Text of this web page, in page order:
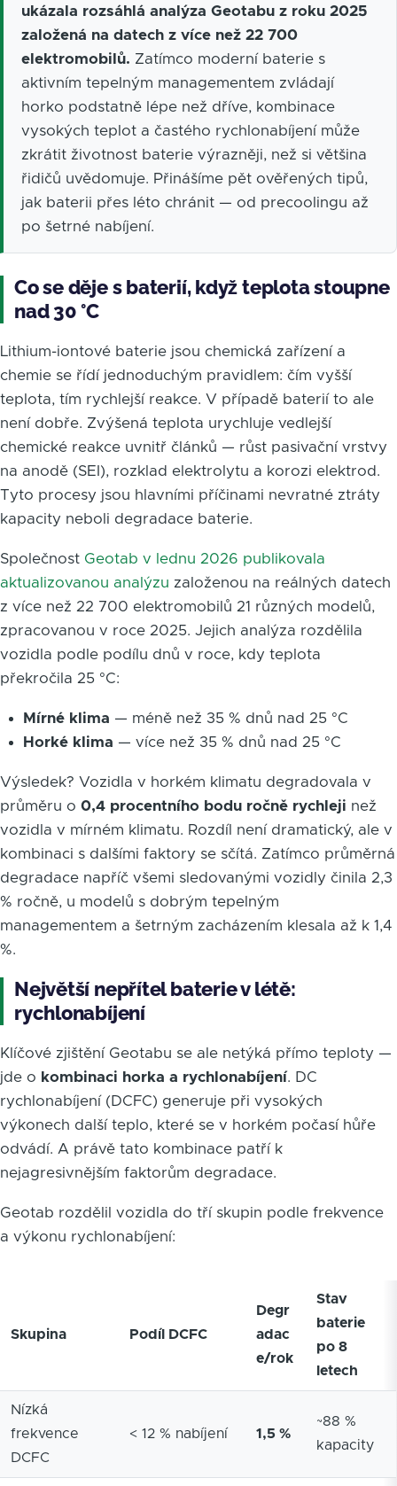
ukázala rozsáhlá analýza Geotabu z roku 2025
založená na datech z více než 22 700
elektromobilů. Zatímco moderní baterie s
aktivním tepelným managementem zvládají
horko podstatně lépe než dříve, kombinace
vysokých teplot a častého rychlonabíjení může
zkrátit životnost baterie výrazněji, než si většina
řidičů uvědomuje. Přinášíme pět ověřených tipů,
jak baterii přes léto chránit — od precoolingu až
po šetrné nabíjení.
Co se děje s baterií, když teplota stoupne
nad 30 °C
Lithium-iontové baterie jsou chemická zařízení a
chemie se řídí jednoduchým pravidlem: čím vyšší
teplota, tím rychlejší reakce. V případě baterií to ale
není dobře. Zvýšená teplota urychluje vedlejší
chemické reakce uvnitř článků — růst pasivační vrstvy
na anodě (SEI), rozklad elektrolytu a korozi elektrod.
Tyto procesy jsou hlavními příčinami nevratné ztráty
kapacity neboli degradace baterie.
Společnost Geotab v lednu 2026 publikovala
aktualizovanou analýzu založenou na reálných datech
z více než 22 700 elektromobilů 21 různých modelů,
zpracovanou v roce 2025. Jejich analýza rozdělila
vozidla podle podílu dnů v roce, kdy teplota
překročila 25 °C:
Mírné klima — méně než 35 % dnů nad 25 °C
Horké klima — více než 35 % dnů nad 25 °C
Výsledek? Vozidla v horkém klimatu degradovala v
průměru o 0,4 procentního bodu ročně rychleji než
vozidla v mírném klimatu. Rozdíl není dramatický, ale v
kombinaci s dalšími faktory se sčítá. Zatímco průměrná
degradace napříč všemi sledovanými vozidly činila 2,3
% ročně, u modelů s dobrým tepelným
managementem a šetrným zacházením klesala až k 1,4
%.
Největší nepřítel baterie v létě:
rychlonabíjení
Klíčové zjištění Geotabu se ale netýká přímo teploty —
jde o kombinaci horka a rychlonabíjení. DC
rychlonabíjení (DCFC) generuje při vysokých
výkonech další teplo, které se v horkém počasí hůře
odvádí. A právě tato kombinace patří k
nejagresivnějším faktorům degradace.
Geotab rozdělil vozidla do tří skupin podle frekvence
a výkonu rychlonabíjení:
Skupina Podíl DCFC
Degr
adac
e/rok
Stav
baterie
po 8
letech
Nízká
frekvence
DCFC
< 12 % nabíjení 1,5 %
~88 %
kapacity